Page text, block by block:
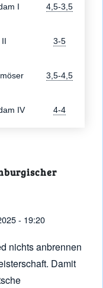
I 4,5-3,5
II 3-5
3,5-4,5
IV 4-4
- 19:20
nichts anbrennen
Damit